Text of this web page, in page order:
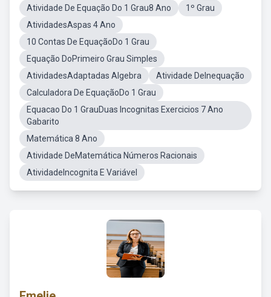
Atividade De Equação Do 1 Grau8 Ano
1º Grau
AtividadesAspas 4 Ano
10 Contas De EquaçãoDo 1 Grau
Equação DoPrimeiro Grau Simples
AtividadesAdaptadas Algebra
Atividade DeInequação
Calculadora De EquaçãoDo 1 Grau
Equacao Do 1 GrauDuas Incognitas Exercicios 7 Ano
Gabarito
Matemática 8 Ano
Atividade DeMatemática Números Racionais
AtividadeIncognita E Variável